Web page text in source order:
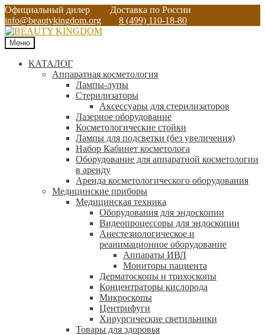
Официальный дилер
Доставка по России
info@beautykingdom.org
8 (499) 110-18-80
Меню
КАТАЛОГ
Аппаратная косметология
Лампы-лупы
Стерилизаторы
Аксессуары для стерилизаторов
Лазерное оборудование
Косметологические стойки
Лампы для подсветки (без увеличения)
Набор Кабинет косметолога
Оборудование для аппаратной косметологии
в аренду
Аренда косметологического оборудования
Медицинские приборы
Медицинская техника
Оборудования для эндоскопии
Видеопроцессоры для эндоскопии
Анестезиологическое и
реанимационное оборудование
Аппараты ИВЛ
Мониторы пациента
Дерматоскопы и трихоскопы
Концентраторы кислорода
Микроскопы
Центрифуги
Xирургические светильники
Товары для здоровья